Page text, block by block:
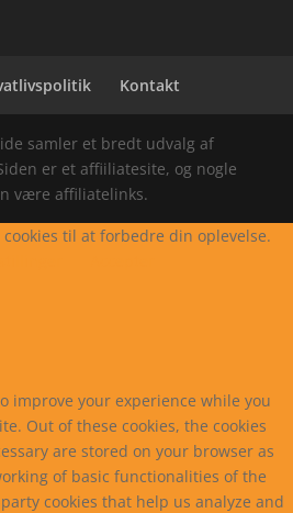
Kontakt
samler et bredt udvalg af
er et affiiliatesite, og nogle
være affiliatelinks.
til at forbedre din oplevelse.
improve your experience while you
Out of these cookies, the cookies
are stored on your browser as
of basic functionalities of the
cookies that help us analyze and